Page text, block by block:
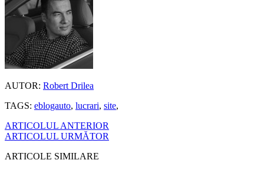
AUTOR: Robert Drilea
TAGS: eblogauto, lucrari, site,
ARTICOLUL ANTERIOR
ARTICOLUL URMĂTOR
ARTICOLE SIMILARE